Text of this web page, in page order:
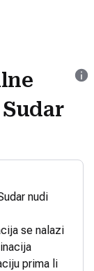
nudi
se nalazi
prima li